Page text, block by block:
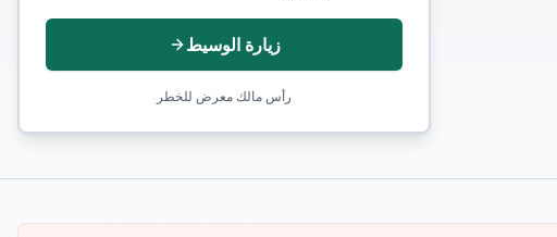
زيارة الوسيط
رأس مالك معرض للخطر